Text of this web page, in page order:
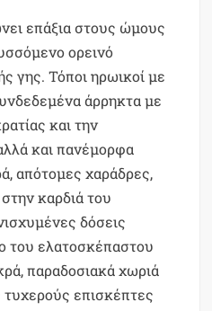
επάξια στους ώμους
ορεινό
γης. Τόποι ηρωικοί με
άρρηκτα με
και την
και πανέμορφα
απότομες χαράδρες,
καρδιά του
δόσεις
του ελατοσκέπαστου
παραδοσιακά χωριά
επισκέπτες